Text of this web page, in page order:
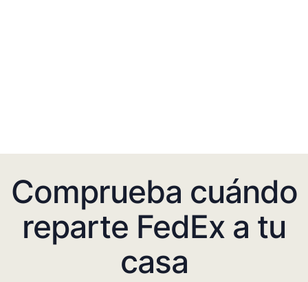
Comprueba cuándo
reparte FedEx a tu
casa